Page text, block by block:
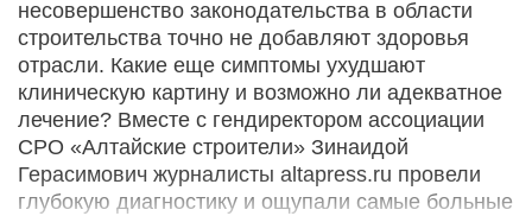
несовершенство законодательства в области
строительства точно не добавляют здоровья
отрасли. Какие еще симптомы ухудшают
клиническую картину и возможно ли адекватное
лечение? Вместе с гендиректором ассоциации
СРО «Алтайские строители» Зинаидой
Герасимович журналисты altapress.ru провели
глубокую диагностику и ощупали самые больные